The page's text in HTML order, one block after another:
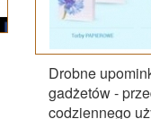
Drobne
gadżetów -
codziennego